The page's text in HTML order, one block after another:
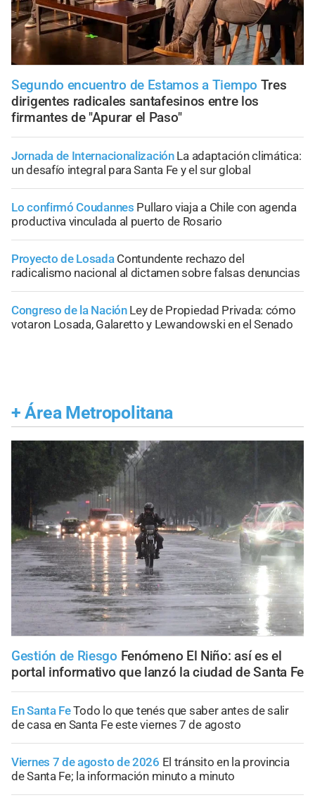
Segundo encuentro de Estamos a Tiempo Tres
dirigentes radicales santafesinos entre los
firmantes de "Apurar el Paso"
Jornada de Internacionalización La adaptación climática:
un desafío integral para Santa Fe y el sur global
Lo confirmó Coudannes Pullaro viaja a Chile con agenda
productiva vinculada al puerto de Rosario
Proyecto de Losada Contundente rechazo del
radicalismo nacional al dictamen sobre falsas denuncias
Congreso de la Nación Ley de Propiedad Privada: cómo
votaron Losada, Galaretto y Lewandowski en el Senado
+ Área Metropolitana
Gestión de Riesgo Fenómeno El Niño: así es el
portal informativo que lanzó la ciudad de Santa Fe
En Santa FeTodo lo que tenés que saber antes de salir
de casa en Santa Fe este viernes 7 de agosto
Viernes 7 de agosto de 2026 El tránsito en la provincia
de Santa Fe; la información minuto a minuto